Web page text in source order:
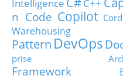
Intelligence
C++
n Code Copilot
Warehousing
Pattern DevOps
prise
Framework